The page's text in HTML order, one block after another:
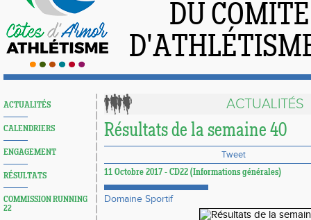
DU
ACTUALITÉS
CALENDRIERS
ENGAGEMENT
RÉSULTATS
COMMISSION RUNNING
22
ACTUALITÉS
Résultats de la semaine 40
Tweet
11 Octobre 2017 - CD22 (Informations générales)
Domaine Sportif